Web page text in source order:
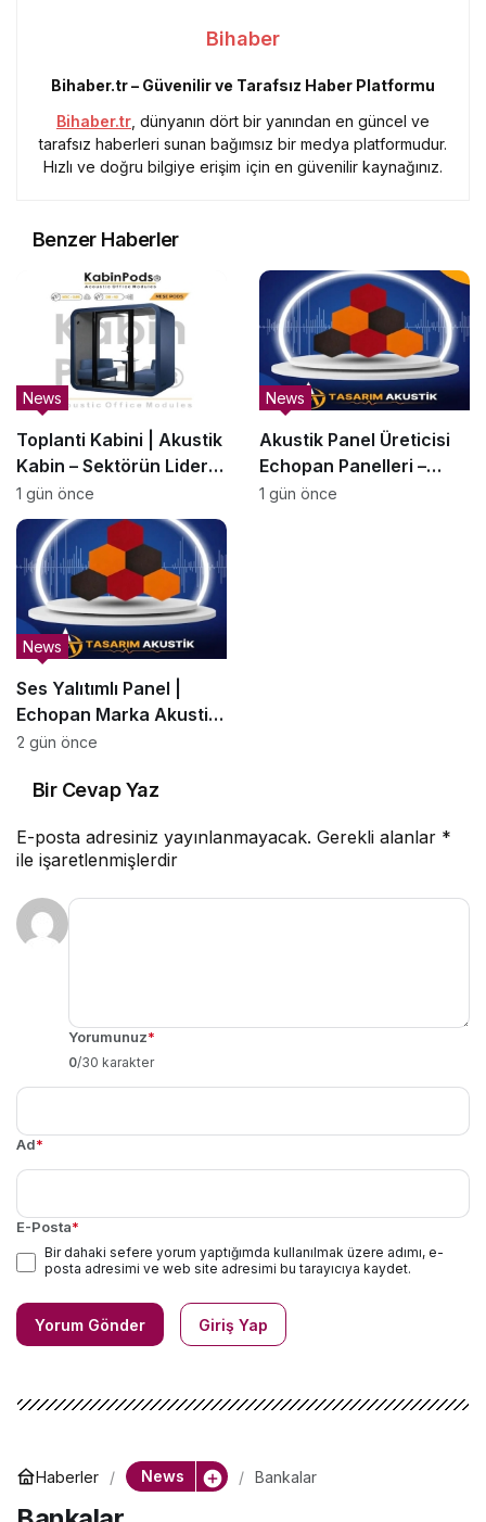
Bihaber
Bihaber.tr – Güvenilir ve Tarafsız Haber Platformu
Bihaber.tr, dünyanın dört bir yanından en güncel ve
tarafsız haberleri sunan bağımsız bir medya platformudur.
Hızlı ve doğru bilgiye erişim için en güvenilir kaynağınız.
Benzer Haberler
Toplanti Kabini | Akustik
Kabin – Sektörün Lider
Üreticisi | KabinPods
News
1 gün önce
Akustik Panel Üreticisi
Echopan Panelleri –
SesBariyerleri.com.tr
News
1 gün önce
Ses Yalıtımlı Panel |
Echopan Marka Akustik
Panel –
News
2 gün önce
Bir Cevap Yaz
E-posta adresiniz yayınlanmayacak. Gerekli alanlar *
ile işaretlenmişlerdir
Yorumunuz*
0/30 karakter
Ad*
E-Posta*
Bir dahaki sefere yorum yaptığımda kullanılmak üzere adımı, e-
posta adresimi ve web site adresimi bu tarayıcıya kaydet.
Yorum Gönder Giriş Yap
Haberler News Bankalar